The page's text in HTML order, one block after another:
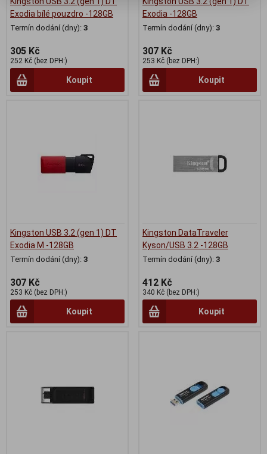
Exodia bílé pouzdro -128GB
Termín dodání (dny): 3
305 Kč
252 Kč (bez DPH:)
Koupit
Exodia -128GB
Termín dodání (dny): 3
307 Kč
253 Kč (bez DPH:)
Koupit
Kingston USB 3.2 (gen 1) DT
Exodia M -128GB
Termín dodání (dny): 3
307 Kč
253 Kč (bez DPH:)
Koupit
Kingston DataTraveler
Kyson/USB 3.2 -128GB
Termín dodání (dny): 3
412 Kč
340 Kč (bez DPH:)
Koupit